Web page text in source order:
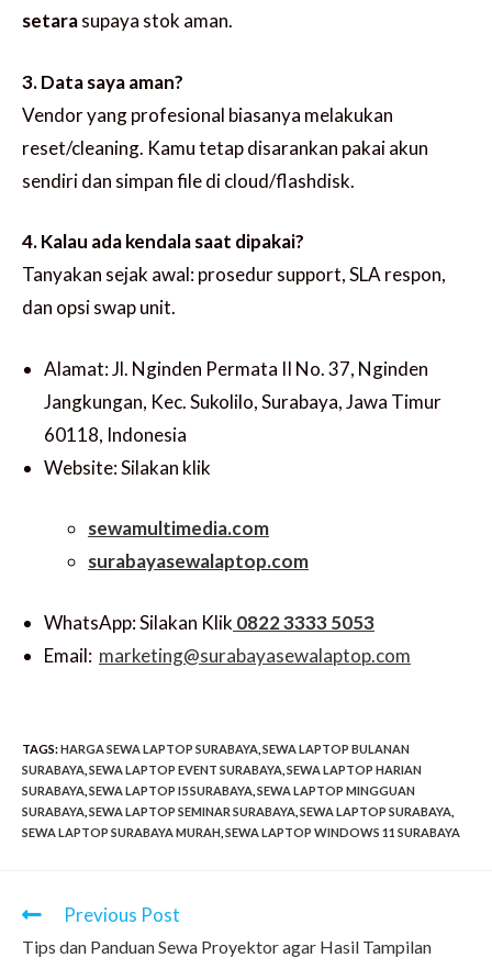
setarasupaya stok aman.
3. Data saya aman?
Vendor yang profesional biasanya melakukan
reset/cleaning. Kamu tetap disarankan pakai akun
sendiri dan simpan file di cloud/flashdisk.
4. Kalau ada kendala saat dipakai?
Tanyakan sejak awal: prosedur support, SLA respon,
dan opsi swap unit.
Alamat: Jl. Nginden Permata II No. 37, Nginden
Jangkungan, Kec. Sukolilo, Surabaya, Jawa Timur
60118, Indonesia
Website: Silakan klik
sewamultimedia.com
surabayasewalaptop.com
WhatsApp: Silakan Klik 0822 3333 5053
Email: marketing@surabayasewalaptop.com
TAGS:HARGA SEWA LAPTOP SURABAYA SEWA LAPTOP BULANAN
SURABAYA SEWA LAPTOP EVENT SURABAYA SEWA LAPTOP HARIAN
SURABAYA SEWA LAPTOP I5 SURABAYA SEWA LAPTOP MINGGUAN
SURABAYA SEWA LAPTOP SEMINAR SURABAYA SEWA LAPTOP SURABAYA
SEWA LAPTOP SURABAYA MURAH SEWA LAPTOP WINDOWS 11 SURABAYA
Previous Post
Tips dan Panduan Sewa Proyektor agar Hasil Tampilan